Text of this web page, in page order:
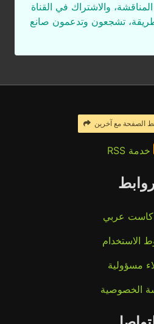
والاشتراك في القناة
تشجعون وتدعمون صانع
الصفحة مع آخرين
خدمة RSS
عربي
الاستخدام
مسؤولية
الخصوصية